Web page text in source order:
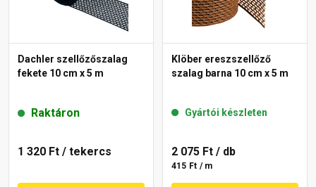
Dachler szellőzőszalag
fekete 10 cm x 5 m
Raktáron
1 320 Ft / tekercs
Klöber ereszszellőző
szalag barna 10 cm x 5 m
Gyártói készleten
2 075 Ft / db
415 Ft / m